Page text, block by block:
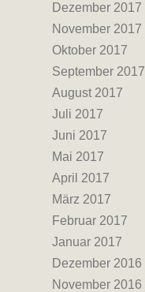
Dezember 2017
November 2017
Oktober 2017
September 2017
August 2017
Juli 2017
Juni 2017
Mai 2017
April 2017
März 2017
Februar 2017
Januar 2017
Dezember 2016
November 2016